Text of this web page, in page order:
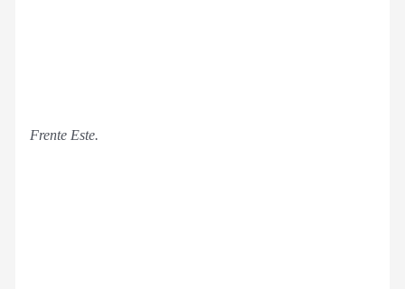
Frente Este.